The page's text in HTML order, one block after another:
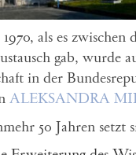
als es
gab, wurde
in der
ALEKSANDRA
50 Jahren setzt